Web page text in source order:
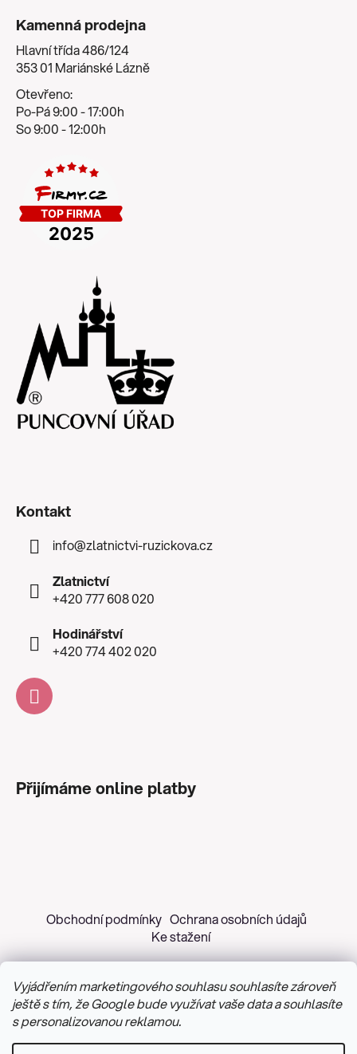
Vyjádřením marketingového souhlasu souhlasíte zároveň
ještě s tím, že Google bude využívat vaše data a souhlasíte
s personalizovanou reklamou.
Kamenná prodejna
Hlavní třída 486/124
353 01 Mariánské Lázně
Otevřeno:
Po-Pá 9:00 - 17:00h
So 9:00 - 12:00h
Kontakt
info@zlatnictvi-ruzickova.cz
Zlatnictví
+420 777 608 020
Hodinářství
+420 774 402 020
Přijímáme online platby
Obchodní podmínky Ochrana osobních údajů
Ke stažení